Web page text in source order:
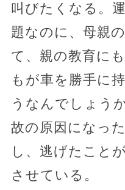
叫びたくなる。
題なのに、母親
て、親の教育に
もが車を勝手に
うなんでしょう
故の原因になっ
し、逃げたこと
させている。